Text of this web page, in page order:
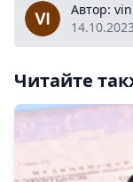
vin.infoАвтор:
14.10.2023
Читайте